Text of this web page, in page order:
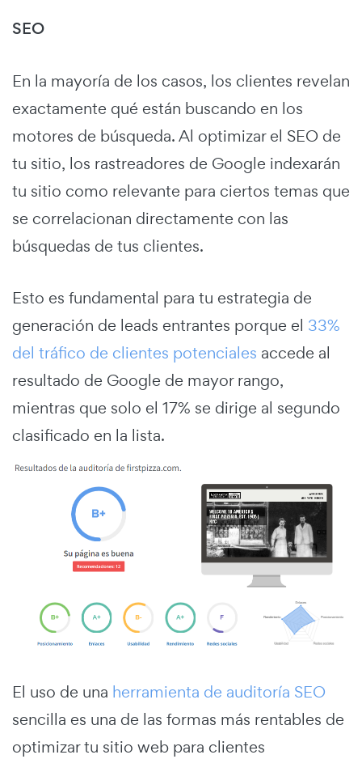
SEO
En la mayoría de los casos, los clientes revelan
exactamente qué están buscando en los
motores de búsqueda. Al optimizar el SEO de
tu sitio, los rastreadores de Google indexarán
tu sitio como relevante para ciertos temas que
se correlacionan directamente con las
búsquedas de tus clientes.
Esto es fundamental para tu estrategia de
generación de leads entrantes porque el 33%
del tráfico de clientes potenciales accede al
resultado de Google de mayor rango,
mientras que solo el 17% se dirige al segundo
clasificado en la lista.
El uso de una herramienta de auditoría SEO
sencilla es una de las formas más rentables de
optimizar tu sitio web para clientes